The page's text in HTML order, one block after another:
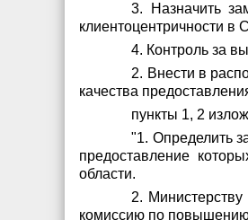
3. Назначить
клиентоцентричности в
4. Контроль за
2. Внести в
качества
пункты 1, 2
"1. Определить
предоставление
области.
2.
комиссию по повышению